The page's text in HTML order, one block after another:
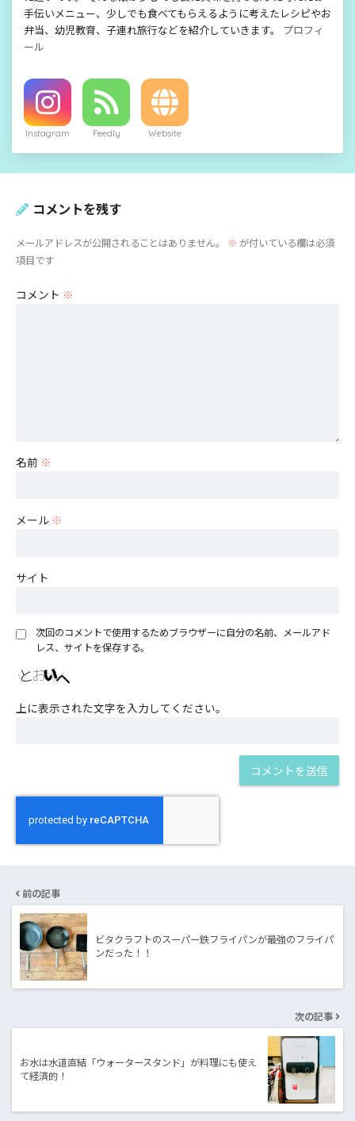
手伝いメニュー、少しでも食べてもらえるように考えたレシピやお
弁当、幼児教育、子連れ旅行などを紹介していきます。 プロフィ
ール
Instagram Feedly Website
コメントを残す
メールアドレスが公開されることはありません。 ※ が付いている欄は必須
項目です
コメント ※
名前 ※
メール ※
サイト
次回のコメントで使用するためブラウザーに自分の名前、メールアド
レス、サイトを保存する。
上に表示された文字を入力してください。
前の記事
ビタクラフトのスーパー鉄フライパンが最強のフライパ
ンだった！！
次の記事
お水は水道直結「ウォータースタンド」が料理にも使え
て経済的！